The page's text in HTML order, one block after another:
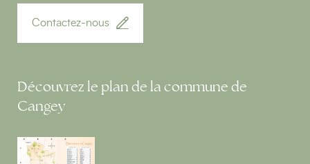
Contactez-nous
Découvrez le plan de la commune de
Cangey